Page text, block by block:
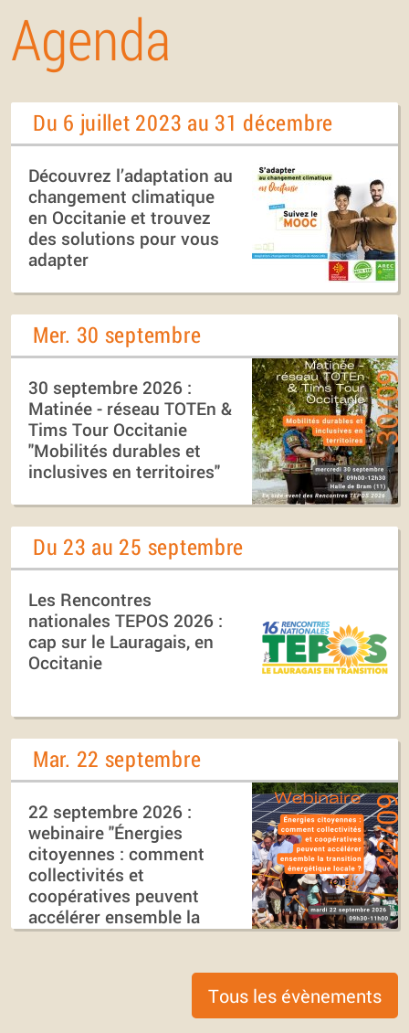
Agenda
Du 6 juillet 2023 au 31 décembre
Découvrez l’adaptation au
changement climatique
en Occitanie et trouvez
des solutions pour vous
adapter
Mer. 30 septembre
30 septembre 2026 :
Matinée - réseau TOTEn &
Tims Tour Occitanie
"Mobilités durables et
inclusives en territoires"
Du 23 au 25 septembre
Les Rencontres
nationales TEPOS 2026 :
cap sur le Lauragais, en
Occitanie
Mar. 22 septembre
22 septembre 2026 :
webinaire "Énergies
citoyennes : comment
collectivités et
coopératives peuvent
accélérer ensemble la
transition énergétique
Tous les évènements